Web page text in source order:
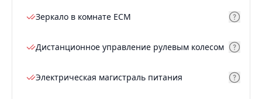
Зеркало в комнате ECM
Дистанционное управление рулевым колесом
Электрическая магистраль питания